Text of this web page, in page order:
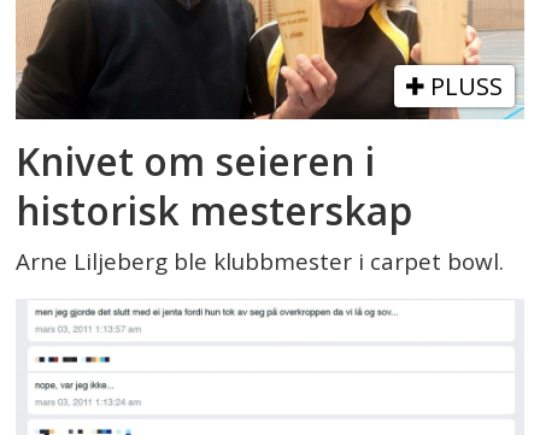
PLUSS
Knivet om seieren i
historisk mesterskap
Arne Liljeberg ble klubbmester i carpet bowl.